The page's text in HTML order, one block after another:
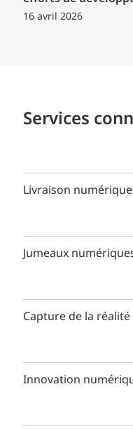
16 avril 2026
Services
Livraison
Jumeaux
Capture de la
Innovation